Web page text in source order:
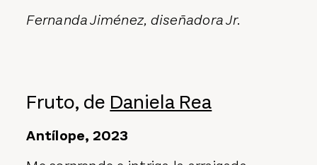
Fernanda Jiménez, diseñadora Jr.
Fruto, de Daniela Rea
Antílope, 2023